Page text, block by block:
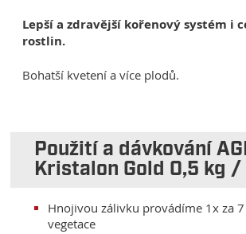
Lepší a zdravější kořenový systém i
rostlin.
Bohatší kvetení a více plodů.
Použití a dávkování
Kristalon Gold 0,5 kg /
Hnojivou zálivku provádíme 1x za
vegetace